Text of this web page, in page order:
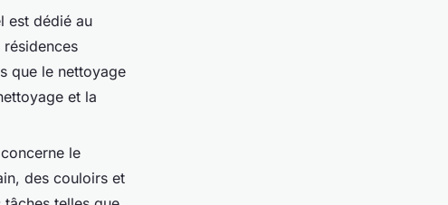
est dédié au
que le nettoyage
et la
le
des couloirs et